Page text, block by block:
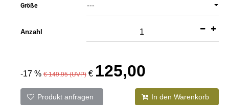
Größe ---
Anzahl
-17 % € 149.95 (UVP) € 125,00
Produkt anfragen In den Warenkorb